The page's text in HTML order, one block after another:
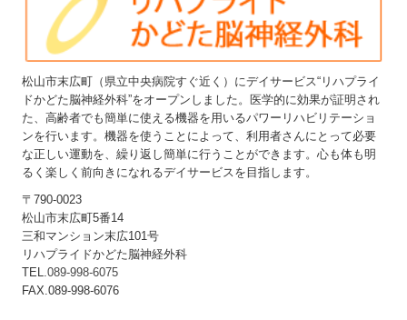
松山市末広町（県立中央病院すぐ近く）にデイサービス“リハプライ
ドかどた脳神経外科”をオープンしました。医学的に効果が証明され
た、高齢者でも簡単に使える機器を用いるパワーリハビリテーショ
ンを行います。機器を使うことによって、利用者さんにとって必要
な正しい運動を、繰り返し簡単に行うことができます。心も体も明
るく楽しく前向きになれるデイサービスを目指します。
〒790-0023
松山市末広町5番14
三和マンション末広101号
リハプライドかどた脳神経外科
TEL.089-998-6075
FAX.089-998-6076